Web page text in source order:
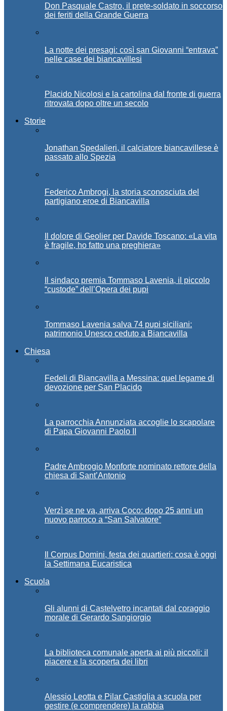
Don Pasquale Castro, il prete-soldato in soccorso
dei feriti della Grande Guerra
La notte dei presagi: così san Giovanni “entrava”
nelle case dei biancavillesi
Placido Nicolosi e la cartolina dal fronte di guerra
ritrovata dopo oltre un secolo
Storie
Jonathan Spedalieri, il calciatore biancavillese è
passato allo Spezia
Federico Ambrogi, la storia sconosciuta del
partigiano eroe di Biancavilla
Il dolore di Geolier per Davide Toscano: «La vita
è fragile, ho fatto una preghiera»
Il sindaco premia Tommaso Lavenia, il piccolo
“custode” dell’Opera dei pupi
Tommaso Lavenia salva 74 pupi siciliani:
patrimonio Unesco ceduto a Biancavilla
Chiesa
Fedeli di Biancavilla a Messina: quel legame di
devozione per San Placido
La parrocchia Annunziata accoglie lo scapolare
di Papa Giovanni Paolo II
Padre Ambrogio Monforte nominato rettore della
chiesa di Sant’Antonio
Verzì se ne va, arriva Coco: dopo 25 anni un
nuovo parroco a “San Salvatore”
Il Corpus Domini, festa dei quartieri: cosa è oggi
la Settimana Eucaristica
Scuola
Gli alunni di Castelvetro incantati dal coraggio
morale di Gerardo Sangiorgio
La biblioteca comunale aperta ai più piccoli: il
piacere e la scoperta dei libri
Alessio Leotta e Pilar Castiglia a scuola per
gestire (e comprendere) la rabbia